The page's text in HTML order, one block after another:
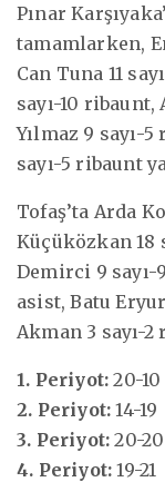
Pınar
tamamlarken,
Can Tuna 11
sayı-10 ribaunt,
Yılmaz 9 sayı-
sayı-5 ribaunt
Tofaş’ta Arda
Küçüközkan 18
Demirci 9 sayı-
asist, Batu
Akman 3 sayı-2
1. Periyot: 20-10
2. Periyot: 14-19
3. Periyot: 20-20
4. Periyot: 19-21